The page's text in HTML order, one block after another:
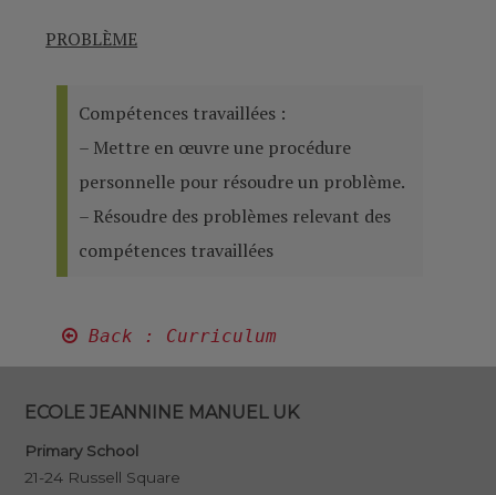
PROBLÈME
Compétences travaillées :
– Mettre en œuvre une procédure
personnelle pour résoudre un problème.
– Résoudre des problèmes relevant des
compétences travaillées
Back : Curriculum
ECOLE JEANNINE MANUEL UK
Primary School
21-24 Russell Square